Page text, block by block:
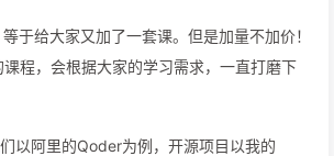
于给大家又加了一套课。但是加量不加价！
程，会根据大家的学习需求，一直打磨下
以阿里的Qoder为例，开源项目以我的